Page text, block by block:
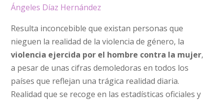
Ángeles Díaz Hernández
Resulta inconcebible que existan personas que
nieguen la realidad de la violencia de género, la
violencia ejercida por el hombre contra la mujer,
a pesar de unas cifras demoledoras en todos los
países que reflejan una trágica realidad diaria.
Realidad que se recoge en las estadísticas oficiales y